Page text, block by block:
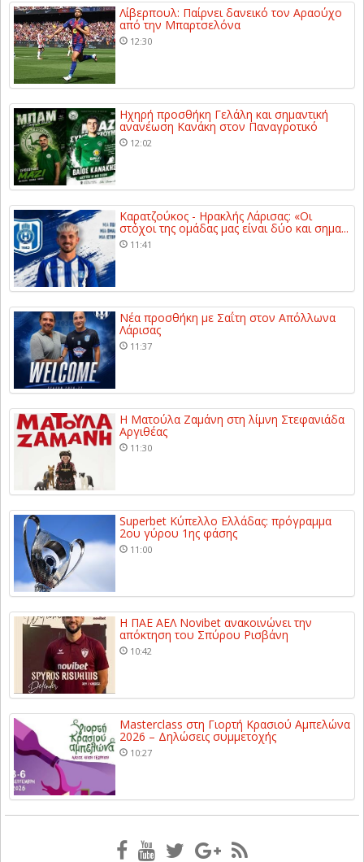
Λίβερπουλ: Παίρνει δανεικό τον Αραούχο
από την Μπαρτσελόνα
12:30
Ηχηρή προσθήκη Γελάλη και σημαντική
ανανέωση Κανάκη στον Παναγροτικό
12:02
Καρατζούκος - Ηρακλής Λάρισας: «Οι
στόχοι της ομάδας μας είναι δύο και σημα...
11:41
Νέα προσθήκη με Σαΐτη στον Απόλλωνα
Λάρισας
11:37
Η Ματούλα Ζαμάνη στη λίμνη Στεφανιάδα
Αργιθέας
11:30
Superbet Κύπελλο Ελλάδας: πρόγραμμα
2ου γύρου 1ης φάσης
11:00
Η ΠΑΕ ΑΕΛ Novibet ανακοινώνει την
απόκτηση του Σπύρου Ρισβάνη
10:42
Masterclass στη Γιορτή Κρασιού Αμπελώνα
2026 – Δηλώσεις συμμετοχής
10:27